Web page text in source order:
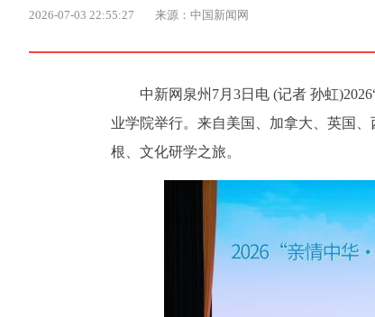
2026-07-03 22:55:27 来源：中国新闻网
中新网泉州7月3日电 (记者 孙虹
业学院举行。来自美国、加拿大、英国
根、文化研学之旅。